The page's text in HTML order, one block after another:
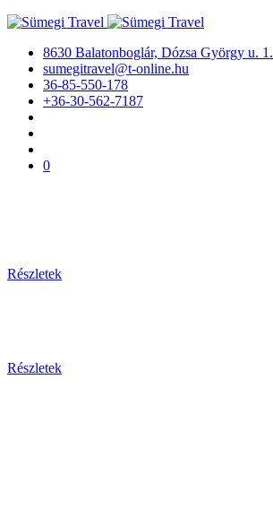
8630 Balatonboglár, Dózsa György u. 1.
sumegitravel@t-online.hu
36-85-550-178
+36-30-562-7187
0
Részletek
Részletek